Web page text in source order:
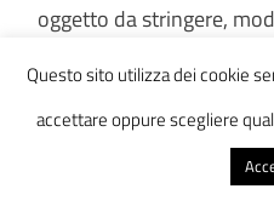
oggetto da stringere,
perfetto per combattere
9) Set Cioccolato Rock
Questo sito utilizza dei cookie
accettare oppure scegliere